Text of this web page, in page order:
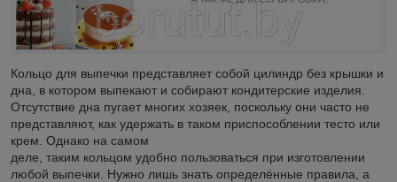
Кольцо для выпечки представляет собой цилиндр без крышки и
дна, в котором выпекают и собирают кондитерские изделия.
Отсутствие дна пугает многих хозяек, поскольку они часто не
представляют, как удержать в таком приспособлении тесто или
крем. Однако на самом
деле, таким кольцом удобно пользоваться при изготовлении
любой выпечки. Нужно лишь знать определённые правила, а